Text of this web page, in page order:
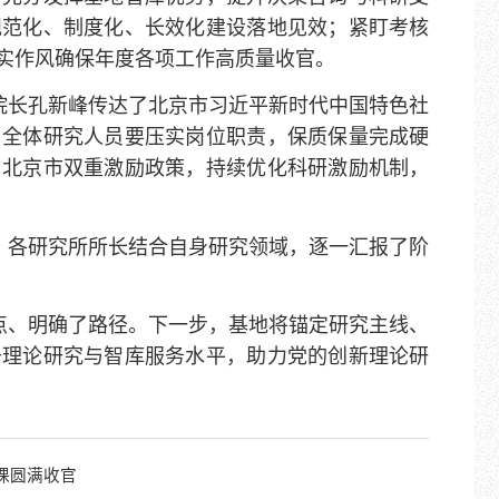
化、制度化、长效化建设落地见效；紧盯考核
风确保年度各项工作高质量收官。
孔新峰传达了北京市习近平新时代中国特色社
体研究人员要压实岗位职责，保质保量完成硬
京市双重激励政策，持续优化科研激励机制，
研究所所长结合自身研究领域，逐一汇报了阶
明确了路径。下一步，基地将锚定研究主线、
论研究与智库服务水平，助力党的创新理论研
圆满收官